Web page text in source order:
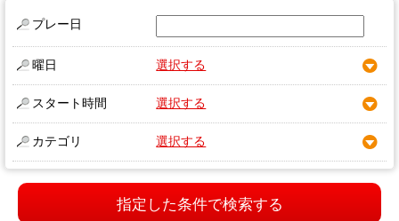
プレー日
曜日 選択する
スタート時間 選択する
カテゴリ 選択する
指定した条件で検索する